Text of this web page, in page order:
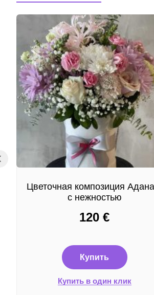
Цветочная композиция
с нежностью
120 €
Купить
Купить в один клик